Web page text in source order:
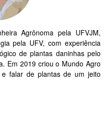
Agrônoma pela UFVJM,
pela UFV, com experiência
de plantas daninhas pelo
Em 2019 criou o Mundo Agro
e falar de plantas de um jeito